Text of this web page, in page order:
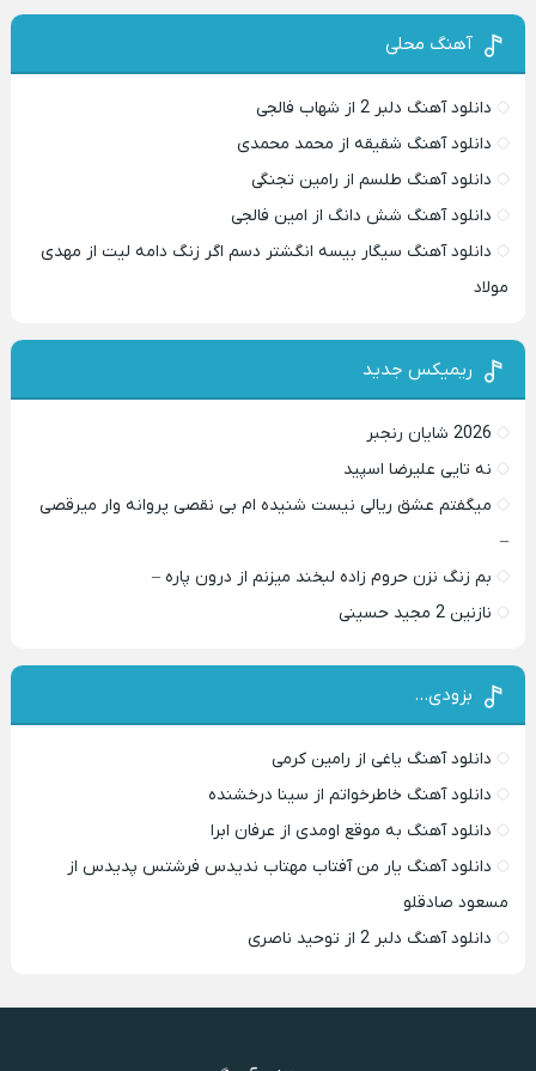
آهنگ محلی
دانلود آهنگ دلبر 2 از شهاب فالجی
دانلود آهنگ شقیقه از محمد محمدی
دانلود آهنگ طلسم از رامین تجنگی
دانلود آهنگ شش دانگ از امین فالجی
دانلود آهنگ سیگار بیسه انگشتر دسم اگر زنگ دامه لیت از مهدی
مولاد
ریمیکس جدید
2026 شایان رنجبر
نه تایی علیرضا اسپید
میگفتم عشق ریالی نیست شنیده ام بی نقصی پروانه وار میرقصی
–
بم زنگ نزن حروم زاده لبخند میزنم از درون پاره –
نازنین 2 مجید حسینی
بزودی…
دانلود آهنگ یاغی از رامین کرمی
دانلود آهنگ خاطرخواتم از سینا درخشنده
دانلود آهنگ به موقع اومدی از عرفان ابرا
دانلود آهنگ یار من آفتاب مهتاب ندیدس فرشتس پدیدس از
مسعود صادقلو
دانلود آهنگ دلبر 2 از توحید ناصری